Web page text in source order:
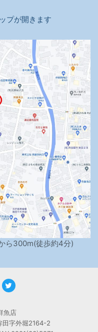
プが開きます
ら300m(徒歩約4分)
魚店
田字外堀2164-2